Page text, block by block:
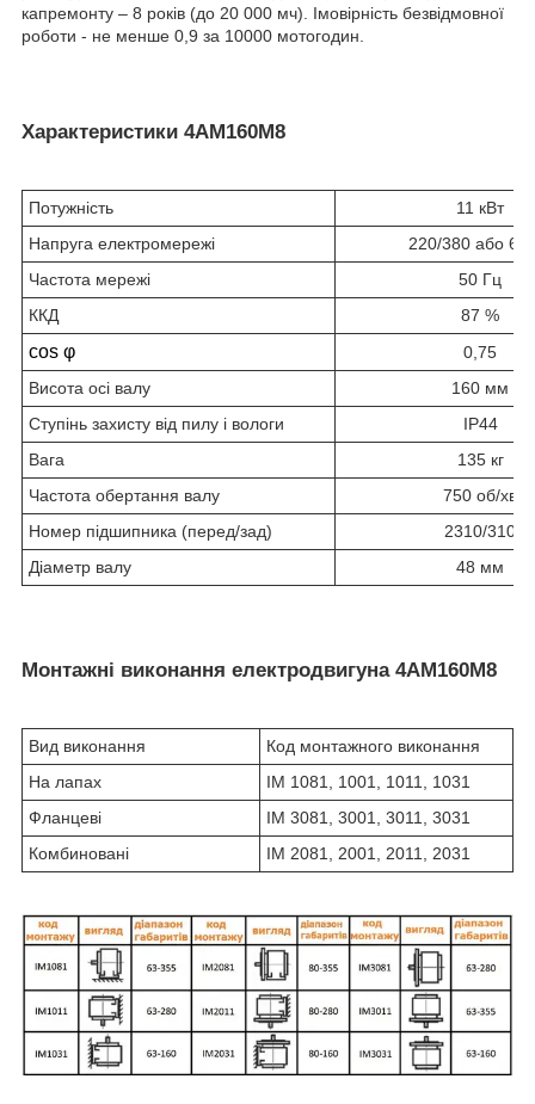
капремонту – 8 років (до 20 000 мч). Імовірність безвідмовної
роботи - не менше 0,9 за 10000 мотогодин.
Характеристики 4АМ160М8
Потужність
11 кВт
Напруга електромережі
220/380 або
Частота мережі
50 Гц
ККД
87 %
cos φ
0,75
Висота осі валу
160 мм
Ступінь захисту від пилу і вологи
IP44
Вага
135 кг
Частота обертання валу
750 об/хв
Номер підшипника (перед/зад)
2310/310
Діаметр валу
48 мм
Монтажні виконання електродвигуна 4АМ160М8
Вид виконання
Код монтажного виконання
На лапах
IM 1081, 1001, 1011, 1031
Фланцеві
IM 3081, 3001, 3011, 3031
Комбиновані
IM 2081, 2001, 2011, 2031